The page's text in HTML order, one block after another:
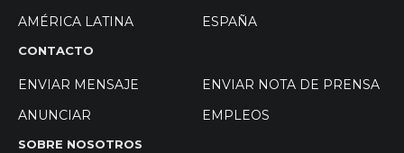
AMÉRICA LATINA
ESPAÑA
CONTACTO
ENVIAR MENSAJE
ENVIAR NOTA DE PRENSA
ANUNCIAR
EMPLEOS
SOBRE NOSOTROS